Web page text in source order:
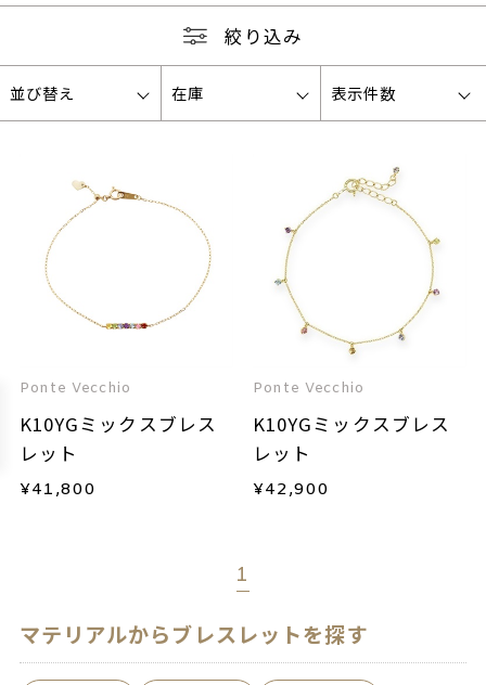
絞り込み
並び替え 在庫 表示件数
Ponte Vecchio
K10YGミックスブレス
レット
¥41,800
Ponte Vecchio
K10YGミックスブレス
レット
¥42,900
1
マテリアルからブレスレットを探す